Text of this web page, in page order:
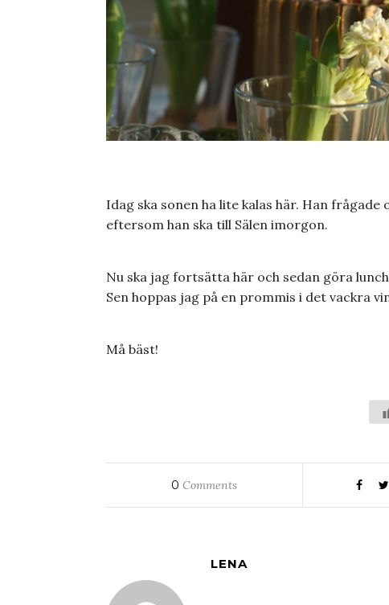
Idag ska sonen ha lite kalas här. Han
eftersom han ska till Sälen imorgon.
Nu ska jag fortsätta här och sedan göra
Sen hoppas jag på en prommis i det vackra
Må bäst!
0 Comments
LENA